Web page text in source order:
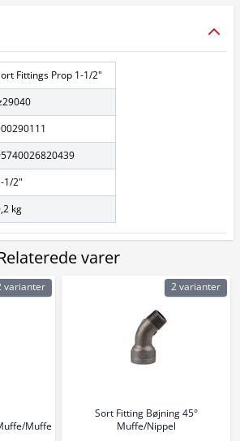
Fittings Prop 1-1/2"
1/2"
kg
varer
Muffe
varianter
Sort Fitting Bøjning 45°
Muffe/Nippel
2 varianter